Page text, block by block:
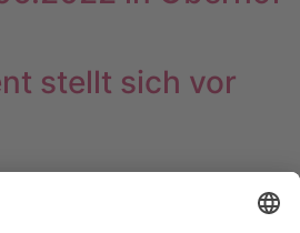
stellt sich vor